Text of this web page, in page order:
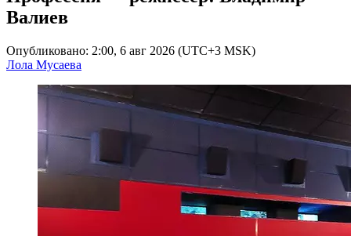
Валиев
Опубликовано: 2:00, 6 авг 2026 (UTC+3 MSK)
Лола Мусаева